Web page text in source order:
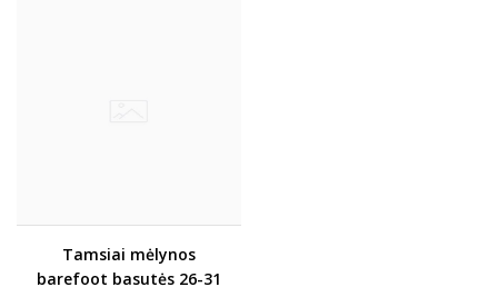
Tamsiai mėlynos
barefoot basutės 26-31